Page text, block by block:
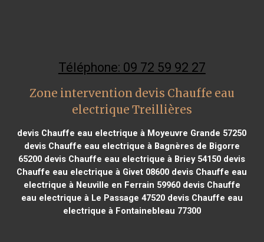
Téléphone: 09 72 59 92 27
Zone intervention devis Chauffe eau
electrique Treillières
devis Chauffe eau electrique à Moyeuvre Grande 57250
devis Chauffe eau electrique à Bagnères de Bigorre
65200 devis Chauffe eau electrique à Briey 54150 devis
Chauffe eau electrique à Givet 08600 devis Chauffe eau
electrique à Neuville en Ferrain 59960devis Chauffe
eau electrique à Le Passage 47520devis Chauffe eau
electrique à Fontainebleau 77300